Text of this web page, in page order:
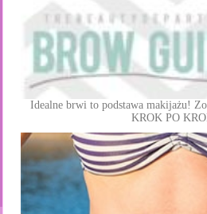
Idealne brwi to podstawa makijażu!
KROK PO